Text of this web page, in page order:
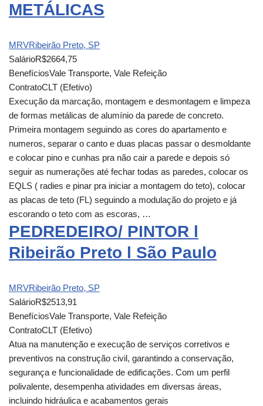
METÁLICAS
MRVRibeirão Preto, SP
SalárioR$2664,75
BenefíciosVale Transporte, Vale Refeição
ContratoCLT (Efetivo)
Execução da marcação, montagem e desmontagem e limpeza
de formas metálicas de alumínio da parede de concreto.
Primeira montagem seguindo as cores do apartamento e
numeros, separar o canto e duas placas passar o desmoldante
e colocar pino e cunhas pra não cair a parede e depois só
seguir as numerações até fechar todas as paredes, colocar os
EQLS ( radies e pinar pra iniciar a montagem do teto), colocar
as placas de teto (FL) seguindo a modulação do projeto e já
escorando o teto com as escoras, …
PEDREDEIRO/ PINTOR l
Ribeirão Preto l São Paulo
MRVRibeirão Preto, SP
SalárioR$2513,91
BenefíciosVale Transporte, Vale Refeição
ContratoCLT (Efetivo)
Atua na manutenção e execução de serviços corretivos e
preventivos na construção civil, garantindo a conservação,
segurança e funcionalidade de edificações. Com um perfil
polivalente, desempenha atividades em diversas áreas,
incluindo hidráulica e acabamentos gerais